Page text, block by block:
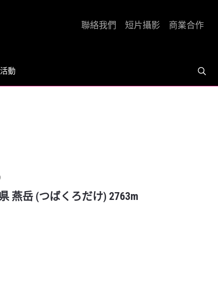
活動
聯絡我們 短片攝影 商業合作
燕岳 (つばくろだけ) 2763m